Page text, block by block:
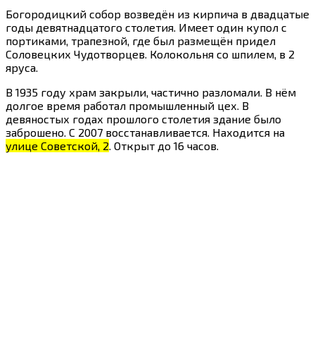
Богородицкий собор возведён из кирпича в двадцатые
годы девятнадцатого столетия. Имеет один купол с
портиками, трапезной, где был размещён придел
Соловецких Чудотворцев. Колокольня со шпилем, в 2
яруса.
В 1935 году храм закрыли, частично разломали. В нём
долгое время работал промышленный цех. В
девяностых годах прошлого столетия здание было
заброшено. С 2007 восстанавливается. Находится на
улице Советской, 2 . Открыт до 16 часов.